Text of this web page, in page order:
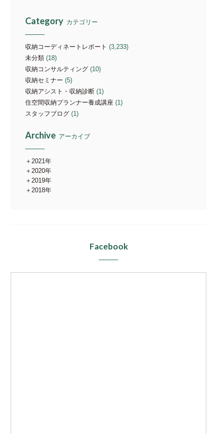
Category カテゴリー
収納コーディネートレポート (3,233)
未分類 (18)
収納コンサルティング (10)
収納セミナー (5)
収納アシスト・収納診断 (1)
住空間収納プランナー養成講座 (1)
スタッフブログ (1)
Archive アーカイブ
2021年
2020年
2019年
2018年
Facebook